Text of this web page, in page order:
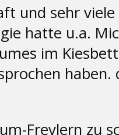
und sehr
hatte u.a.
im
Frevlern zu